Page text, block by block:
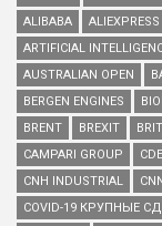
ALIBABA
ALIEXPRESS
ARTIFICIAL
AUSTRALIAN OPEN
BERGEN ENGINES
BRENT
BREXIT
CAMPARI GROUP
CNH INDUSTRIAL
COVID-19 КРУПНЫЕ